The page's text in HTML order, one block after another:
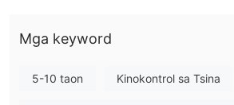
mga seguridad.
Mga Kalamangan at Disadvantage
Mga keyword
5-10 taon Kinokontrol sa Tsina